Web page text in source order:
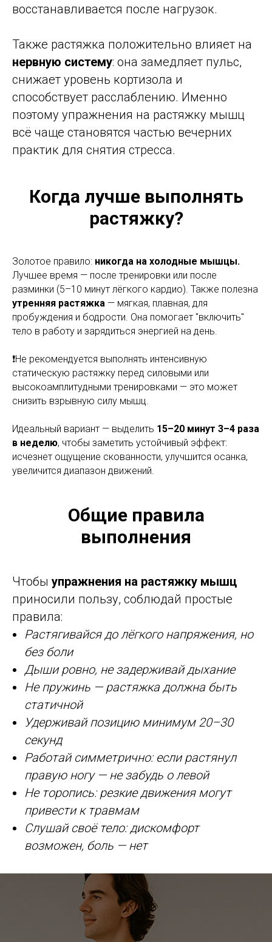
восстанавливается после нагрузок.
Также растяжка положительно влияет на
нервную систему: она замедляет пульс,
снижает уровень кортизола и
способствует расслаблению. Именно
поэтому упражнения на растяжку мышц
всё чаще становятся частью вечерних
практик для снятия стресса.
Когда лучше выполнять
растяжку?
Золотое правило: никогда на холодные мышцы.
Лучшее время — после тренировки или после
разминки (5–10 минут лёгкого кардио). Также полезна
утренняя растяжка — мягкая, плавная, для
пробуждения и бодрости. Она помогает "включить"
тело в работу и зарядиться энергией на день.
❗️Не рекомендуется выполнять интенсивную
статическую растяжку перед силовыми или
высокоамплитудными тренировками — это может
снизить взрывную силу мышц.
Идеальный вариант — выделить 15–20 минут 3–4 раза
в неделю, чтобы заметить устойчивый эффект:
исчезнет ощущение скованности, улучшится осанка,
увеличится диапазон движений.
Общие правила
выполнения
Чтобы упражнения на растяжку мышц
приносили пользу, соблюдай простые
правила:
Растягивайся до лёгкого напряжения, но
без боли
Дыши ровно, не задерживай дыхание
Не пружинь — растяжка должна быть
статичной
Удерживай позицию минимум 20–30
секунд
Работай симметрично: если растянул
правую ногу — не забудь о левой
Не торопись: резкие движения могут
привести к травмам
Слушай своё тело: дискомфорт
возможен, боль — нет